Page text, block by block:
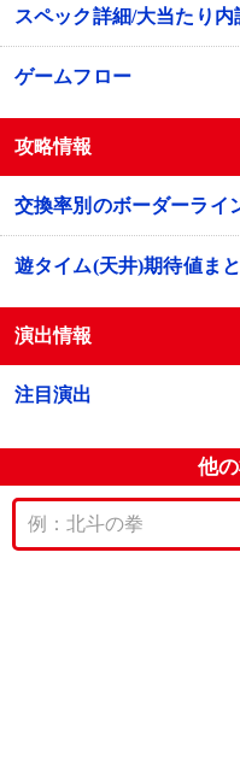
スペック詳細/大当たり内
ゲームフロー
攻略情報
交換率別のボーダーライ
遊タイム(天井)期待値ま
演出情報
注目演出
他